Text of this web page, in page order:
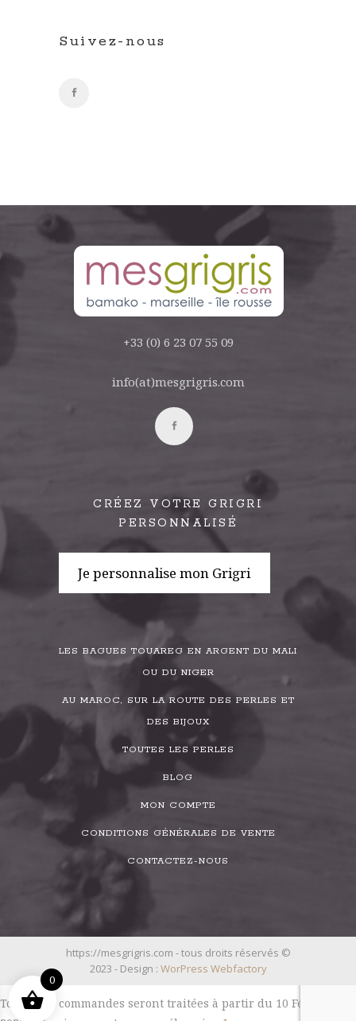
Suivez-nous
+33 (0) 6 23 07 55 09
info(at)mesgrigris.com
CRÉEZ VOTRE GRIGRI
PERSONNALISÉ
Je personnalise mon Grigri
LES BAGUES TOUAREG EN ARGENT DU MALI
OU DU NIGER
AU MAROC, SUR LA ROUTE DES PERLES ET
DES BIJOUX
TOUTES LES PERLES
BLOG
MON COMPTE
CONDITIONS GÉNÉRALES DE VENTE
CONTACTEZ-NOUS
https://mesgrigris.com - tous droits réservés ©
2023 - Design : WorPress Webfactory
Toutes les commandes seront traitées à partir du 10 Février
0